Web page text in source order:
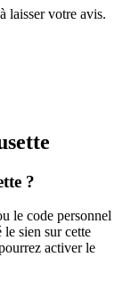
laisser votre avis.
?
le code personnel
sien sur cette
activer le